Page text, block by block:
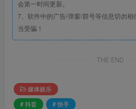
会第一时间更新。
7、软件中的广告/弹窗/群号等信息切勿相
当受骗！
THE END
媒体娱乐
# 抖音
# 快手